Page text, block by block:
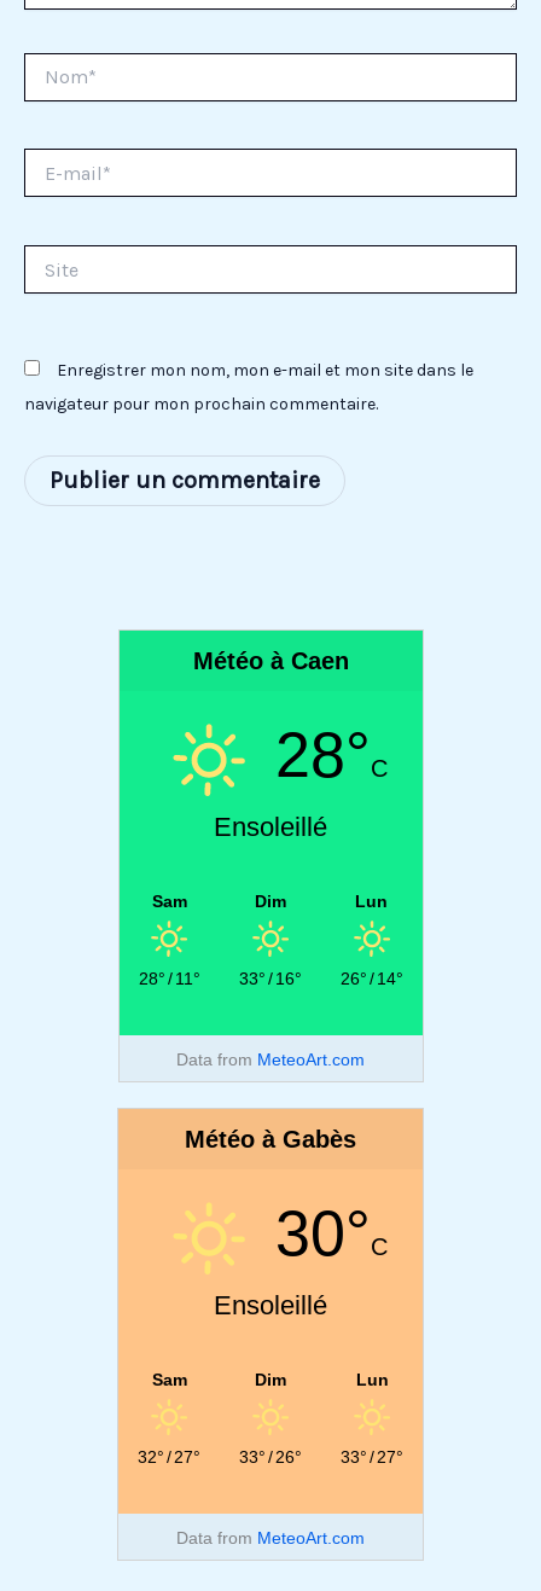
mail*
Enregistrer mon nom, mon e-mail et mon site dans le
navigateur pour mon prochain commentaire.
Météo à Caen
28°C
Ensoleillé
Sam
28°/ 11°
Dim
33°/ 16°
Lun
26°/ 14°
Data from MeteoArt.com
Météo à Gabès
30°C
Ensoleillé
Sam
32°/27°
Dim
33°/26°
Lun
33°/27°
Data from MeteoArt.com